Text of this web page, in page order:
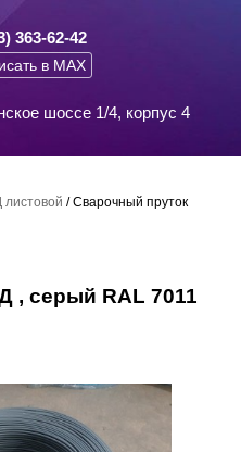
363-62-42
в MAX
шоссе 1/4, корпус 4
/Сварочный пруток
, серый RAL 7011